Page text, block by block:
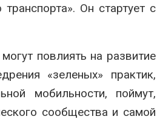
Он стартует с
повлиять на развитие
«зеленых» практик,
мобильности, поймут,
сообщества и самой
Минприроды
потребовало ускорить
7, 2026